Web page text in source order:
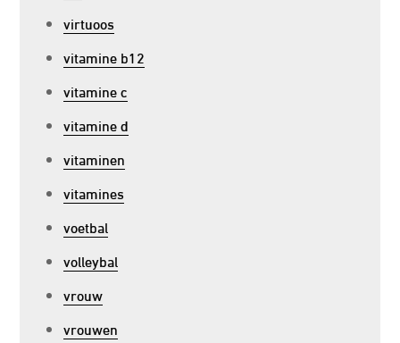
virtuoos
vitamine b12
vitamine c
vitamine d
vitaminen
vitamines
voetbal
volleybal
vrouw
vrouwen